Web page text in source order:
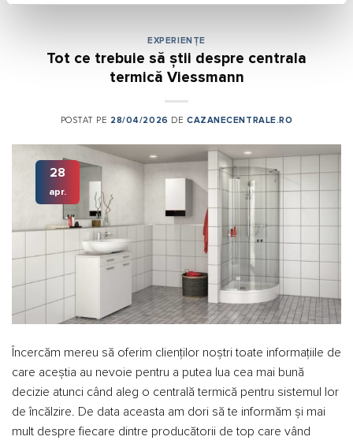
EXPERIENȚE
Tot ce trebuie să știi despre centrala
termică Viessmann
POSTAT PE 28/04/2026 DE CAZANECENTRALE.RO
28
apr.
Încercăm mereu să oferim clienților noștri toate informațiile de
care aceștia au nevoie pentru a putea lua cea mai bună
decizie atunci când aleg o centrală termică pentru sistemul lor
de încălzire. De data aceasta am dori să te informăm și mai
mult despre fiecare dintre producătorii de top care vând